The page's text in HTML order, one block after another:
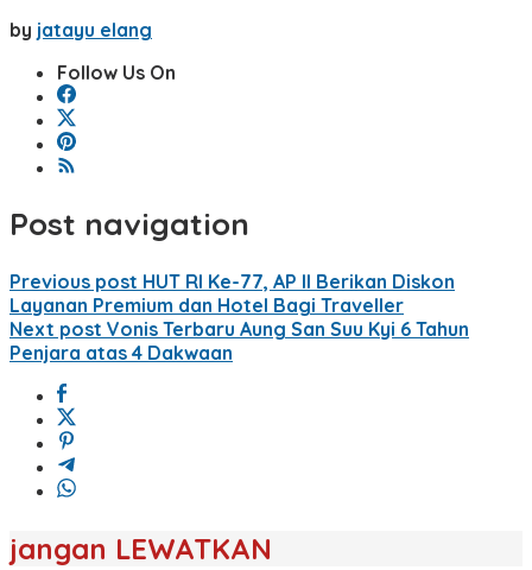
by jatayu elang
Follow Us On
Post navigation
Previous post HUT RI Ke-77, AP II Berikan Diskon
Layanan Premium dan Hotel Bagi Traveller
Next post Vonis Terbaru Aung San Suu Kyi 6 Tahun
Penjara atas 4 Dakwaan
jangan LEWATKAN